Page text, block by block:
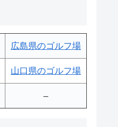
広島県のゴルフ場
山口県のゴルフ場
–